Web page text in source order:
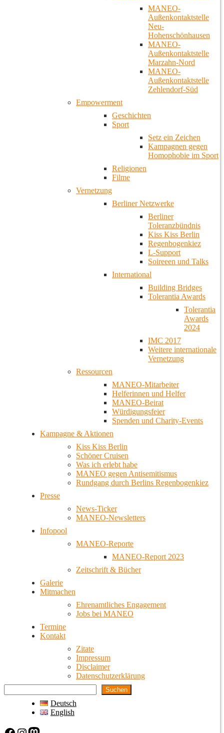
MANEO-
Außenkontaktstelle
Neu-
Hohenschönhausen
MANEO-
Außenkontaktstelle
Marzahn-Nord
MANEO-
Außenkontaktstelle
Zehlendorf-Süd
Empowerment
Geschichten
Sport
Setz ein Zeichen
Kampagnen gegen
Homophobie im Sport
Religionen
Filme
Vernetzung
Berliner Netzwerke
Berliner
Toleranzbündnis
Kiss Kiss Berlin
Regenbogenkiez
L-Support
Soireeen und Talks
International
Building Bridges
Tolerantia Awards
Tolerantia
Awards
2024
IMC 2017
Weitere internationale
Vernetzung
Ressourcen
MANEO-Mitarbeiter
Helferinnen und Helfer
MANEO-Beirat
Würdigungsfeier
Spenden und Charity-Events
Kampagne & Aktionen
Kiss Kiss Berlin
Schöner Cruisen
Was ich erlebt habe
MANEO gegen Antisemitismus
Rundgang durch Berlins Regenbogenkiez
Presse
News-Ticker
MANEO-Newsletters
Infopool
MANEO-Reporte
MANEO-Report 2023
Zeitschrift & Bücher
Galerie
Mitmachen
Ehrenamtliches Engagement
Jobs bei MANEO
Termine
Kontakt
Zitate
Impressum
Disclaimer
Datenschutzerklärung
Suchen
Deutsch
English